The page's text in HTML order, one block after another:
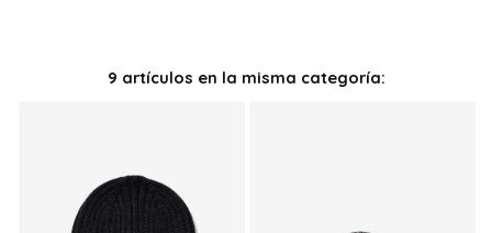
9 artículos en la misma categoría: